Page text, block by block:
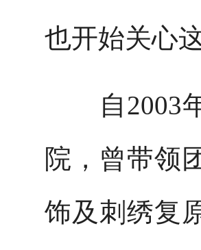
也开始关心
自2003年
院，曾带领
饰及刺绣复